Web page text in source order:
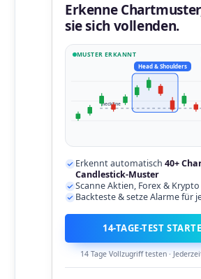
Erkenne
sie sich vollenden.
MUSTER ERKANNT
neckline
Head & Shoulders
Erkennt automatisch 40+
Candlestick-Muster
Scanne Aktien, Forex &
Backteste & setze Alarme für
14-TAGE-TEST
14 Tage Vollzugriff testen ·